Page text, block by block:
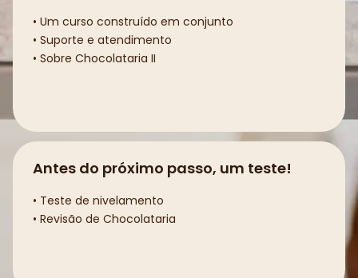
• Um curso construído em conjunto
• Suporte e atendimento
• Sobre Chocolataria II
Antes do próximo passo, um teste!
• Teste de nivelamento
• Revisão de Chocolataria